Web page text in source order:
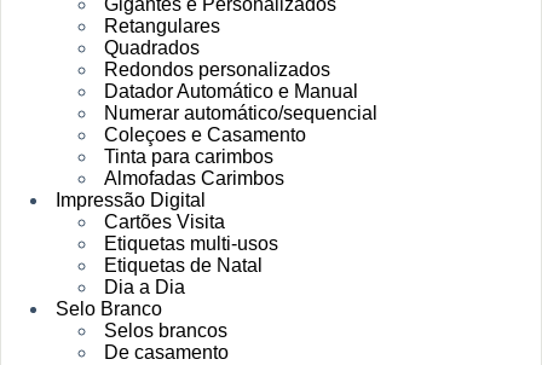
Gigantes e Personalizados
Retangulares
Quadrados
Redondos personalizados
Datador Automático e Manual
Numerar automático/sequencial
Coleçoes e Casamento
Tinta para carimbos
Almofadas Carimbos
Impressão Digital
Cartões Visita
Etiquetas multi-usos
Etiquetas de Natal
Dia a Dia
Selo Branco
Selos brancos
De casamento